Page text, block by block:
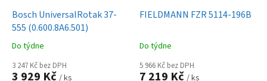
Bosch UniversalRotak 37-
555 (0.600.8A6.501)
Do týdne
3 247 Kč bez DPH
3 929 Kč / ks
FIELDMANN FZR 5114-196B
Do týdne
5 966 Kč bez DPH
7 219 Kč / ks